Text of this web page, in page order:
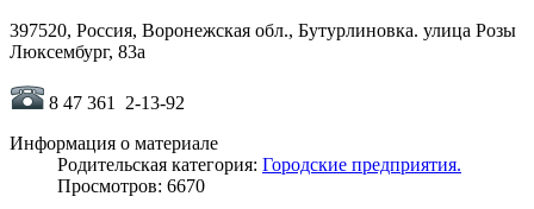
397520, Россия, Воронежская обл., Бутурлиновка. улица Розы
Люксембург, 83а
8 47 361 2-13-92
Информация о материале
Родительская категория: Городские предприятия.
Просмотров: 6670